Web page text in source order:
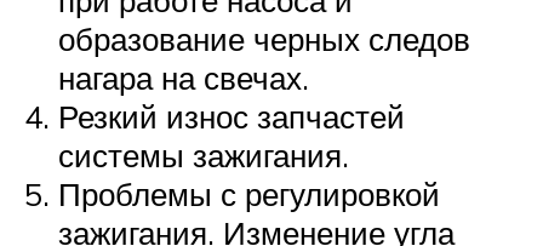
образование черных следов
нагара на свечах.
Резкий износ запчастей
системы зажигания.
Проблемы с регулировкой
зажигания. Изменение угла